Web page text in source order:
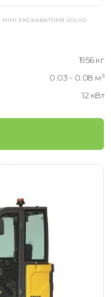
МІНІ ЕКСКАВАТОРИ VOLVO
1956 кг
0.03 - 0.08 м³
12 кВт